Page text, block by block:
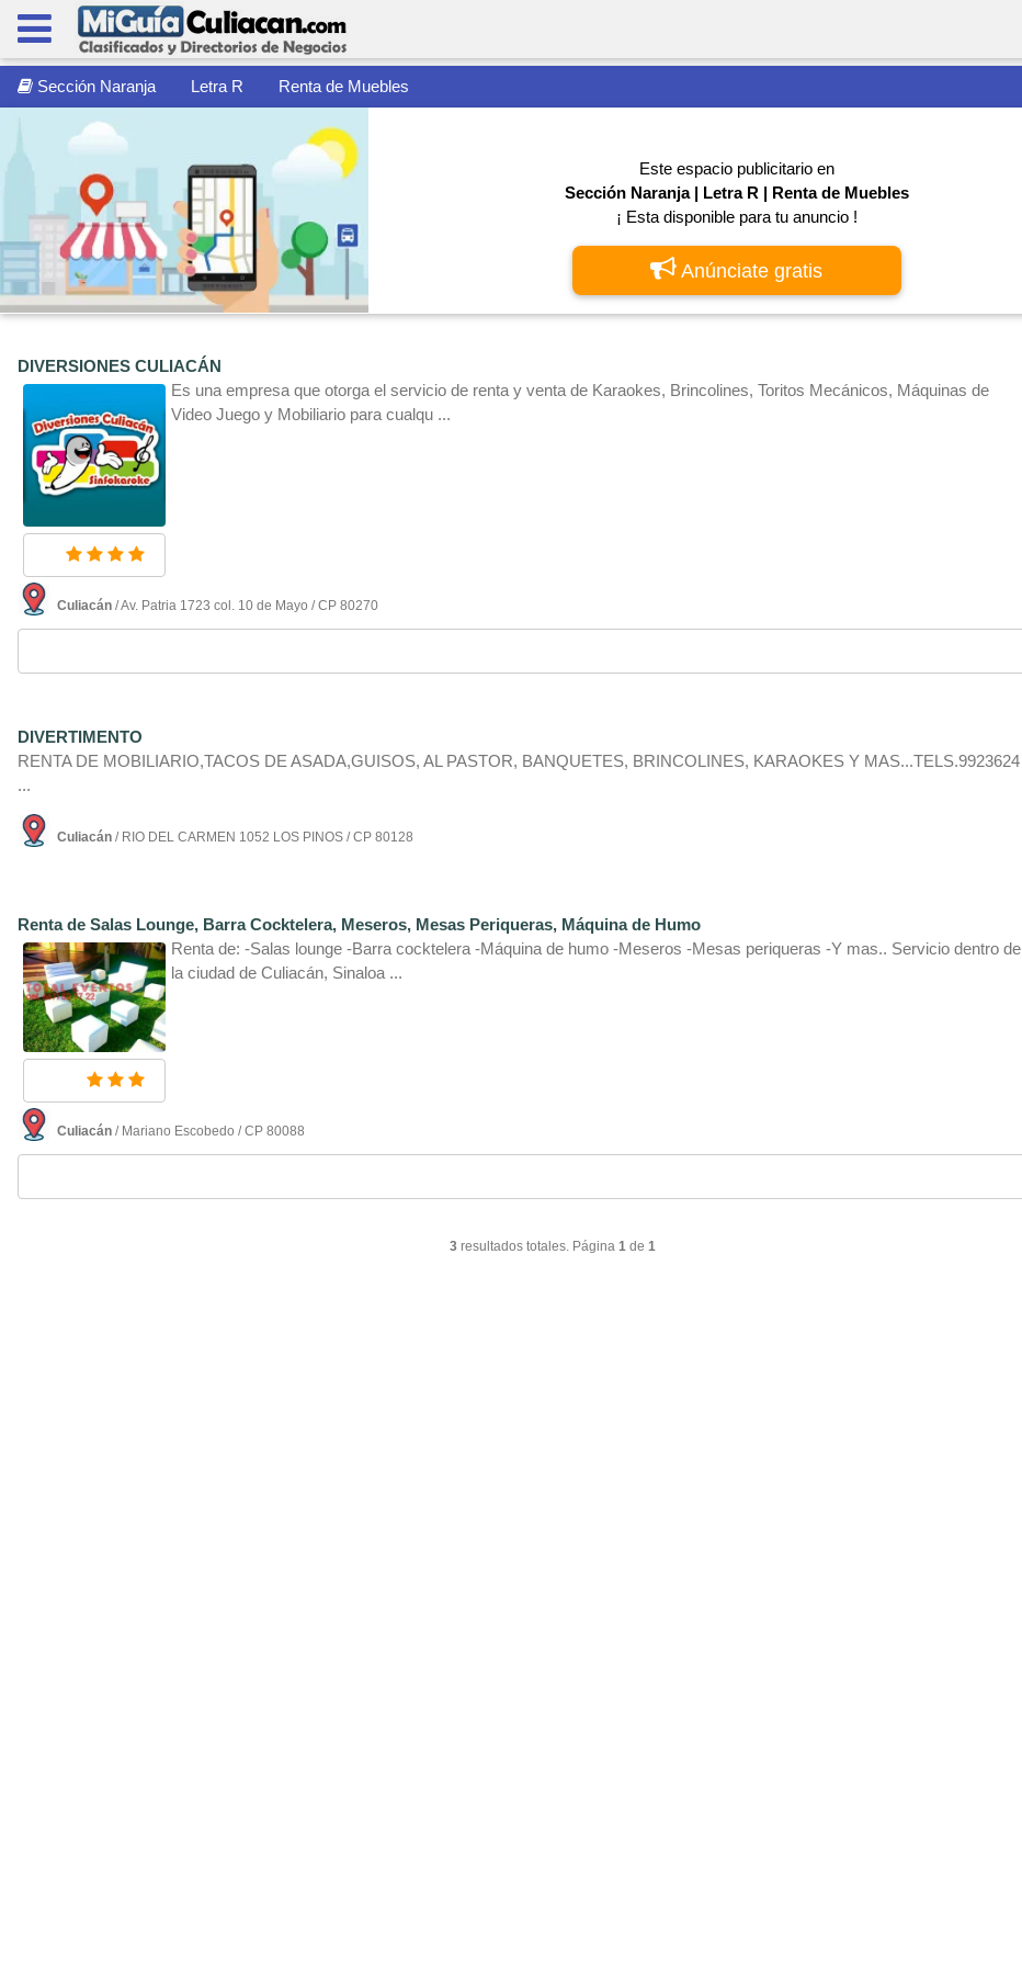
Sección Naranja Letra R Renta de Muebles
Este espacio publicitario en
Sección Naranja | Letra R | Renta de Muebles
¡ Esta disponible para tu anuncio !
Anúnciate gratis
DIVERSIONES CULIACÁN
Es una empresa que otorga el servicio de renta y venta de Karaokes, Brincolines, Toritos Mecánicos, Máquinas de
Video Juego y Mobiliario para cualqu ...
Culiacán / Av. Patria 1723 col. 10 de Mayo / CP 80270
DIVERTIMENTO
RENTA DE MOBILIARIO,TACOS DE ASADA,GUISOS, AL PASTOR, BANQUETES, BRINCOLINES, KARAOKES Y MAS...TELS.9923624
...
Culiacán / RIO DEL CARMEN 1052 LOS PINOS / CP 80128
Renta de Salas Lounge, Barra Cocktelera, Meseros, Mesas Periqueras, Máquina de Humo
Renta de: -Salas lounge -Barra cocktelera -Máquina de humo -Meseros -Mesas periqueras -Y mas.. Servicio dentro de
la ciudad de Culiacán, Sinaloa ...
Culiacán / Mariano Escobedo / CP 80088
3resultados totales. Página 1de 1